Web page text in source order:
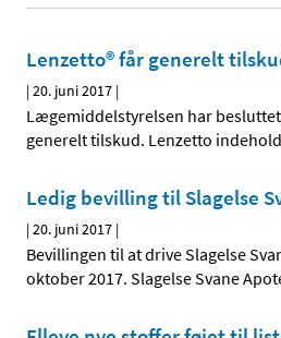
Lenzetto® får generelt
|20. juni 2017 |
Lægemiddelstyrelsen har
generelt tilskud. Lenzetto
Ledig bevilling til Slagelse
|20. juni 2017 |
Bevillingen til at drive Slagelse
oktober 2017. Slagelse Svane